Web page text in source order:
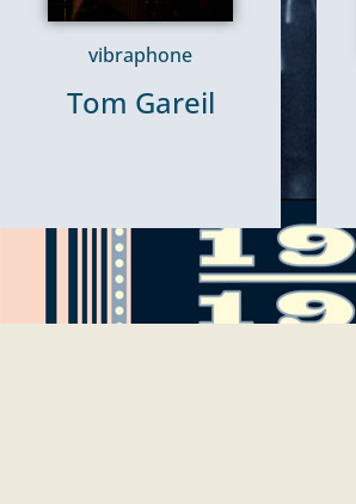
vibraphone
Tom Gareil